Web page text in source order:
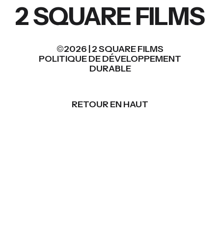
2 SQUARE FILMS
©2026 | 2 SQUARE FILMS
POLITIQUE DE DÉVELOPPEMENT
DURABLE
RETOUR EN HAUT